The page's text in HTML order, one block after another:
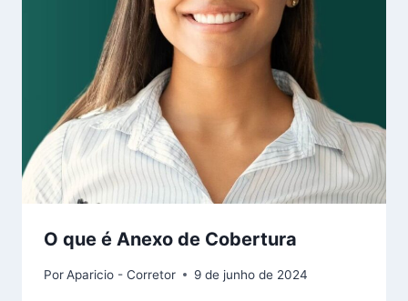
O que é Anexo de Cobertura
PorAparicio - Corretor 9 de junho de 2024